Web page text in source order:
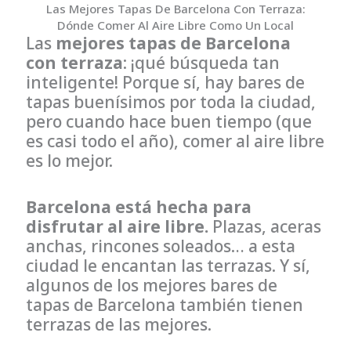
Las Mejores Tapas De Barcelona Con Terraza:
Dónde Comer Al Aire Libre Como Un Local
Las mejores tapas de Barcelona
con terraza: ¡qué búsqueda tan
inteligente! Porque sí, hay bares de
tapas buenísimos por toda la ciudad,
pero cuando hace buen tiempo (que
es casi todo el año), comer al aire libre
es lo mejor.
Barcelona está hecha para
disfrutar al aire libre. Plazas, aceras
anchas, rincones soleados… a esta
ciudad le encantan las terrazas. Y sí,
algunos de los mejores bares de
tapas de Barcelona también tienen
terrazas de las mejores.